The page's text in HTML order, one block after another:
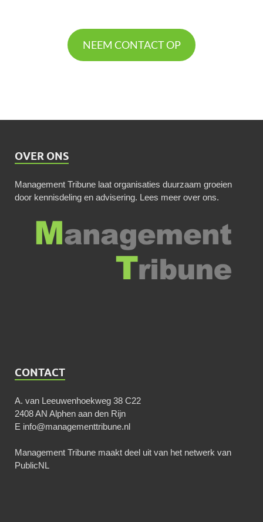
NEEM CONTACT OP
OVER ONS
Management Tribune laat organisaties duurzaam groeien
door kennisdeling en advisering. Lees meer over ons.
CONTACT
A. van Leeuwenhoekweg 38 C22
2408 AN Alphen aan den Rijn
E info@managementtribune.nl
Management Tribune maakt deel uit van het netwerk van
PublicNL